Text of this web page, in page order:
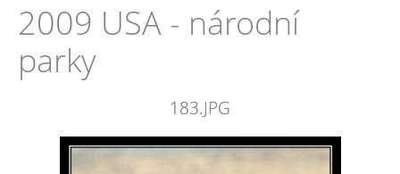
2009 USA - národní
parky
183.JPG